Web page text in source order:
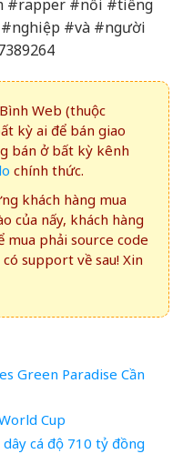
#rapper #nổi #tiếng
#và #người
Web (thuộc
kỳ ai để bán giao
bán ở bất kỳ kênh
chính thức.
khách hàng mua
của nấy, khách hàng
mua phải source code
support về sau! Xin
Green Paradise Cần
Cup
cá độ 710 tỷ đồng